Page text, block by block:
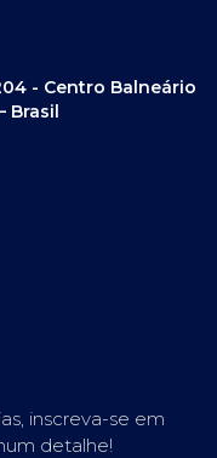
- Centro Balneário
Brasil
inscreva-se em
detalhe!